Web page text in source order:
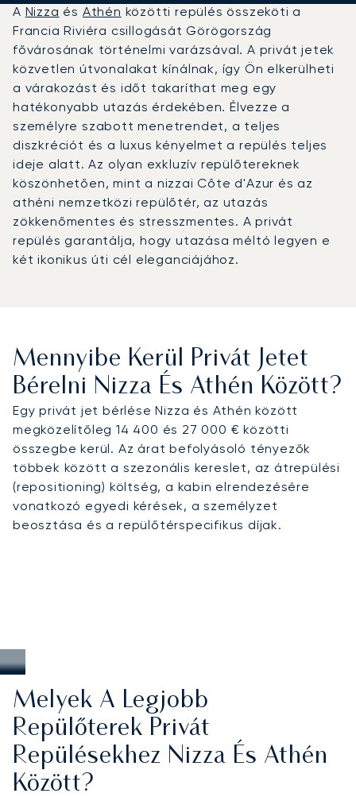
A Nizza és Athén közötti repülés összeköti a
Francia Riviéra csillogását Görögország
fővárosának történelmi varázsával. A privát jetek
közvetlen útvonalakat kínálnak, így Ön elkerülheti
a várakozást és időt takaríthat meg egy
hatékonyabb utazás érdekében. Élvezze a
személyre szabott menetrendet, a teljes
diszkréciót és a luxus kényelmet a repülés teljes
ideje alatt. Az olyan exkluzív repülőtereknek
köszönhetően, mint a nizzai Côte d'Azur és az
athéni nemzetközi repülőtér, az utazás
zökkenőmentes és stresszmentes. A privát
repülés garantálja, hogy utazása méltó legyen e
két ikonikus úti cél eleganciájához.
Mennyibe Kerül Privát Jetet
Bérelni Nizza És Athén Között?
Egy privát jet bérlése Nizza és Athén között
megközelítőleg 14 400 és 27 000 € közötti
összegbe kerül. Az árat befolyásoló tényezők
többek között a szezonális kereslet, az átrepülési
(repositioning) költség, a kabin elrendezésére
vonatkozó egyedi kérések, a személyzet
beosztása és a repülőtérspecifikus díjak.
Melyek A Legjobb
Repülőterek Privát
Repülésekhez Nizza És Athén
Között?